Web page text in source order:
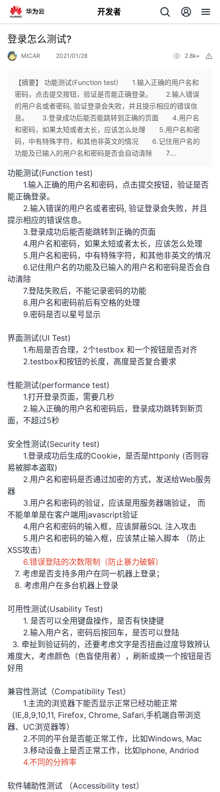
开发者
返
个
人
我
我
的
博
我
的
坛
我
圈
的
播
我
活
的
注
学
我
课
的
我
验
收
藏
Programs
持
我
技
支
的
声
议
登录怎么测试?
MICAR 2021/01/28 2.8k+
【摘要】 功能测试(Function test) 1.输入正确的用户名和
密码，点击提交按钮，验证是否能正确登录。 2.输入错误
的用户名或者密码, 验证登录会失败，并且提示相应的错误信
息。 3.登录成功后能否能跳转到正确的页面 4.用户名
和密码，如果太短或者太长，应该怎么处理 5.用户名和密
码，中有特殊字符，和其他非英文的情况 6.记住用户名的
功能及已输入的用户名和密码是否会自动清除 7....
功能测试(Function test)
1.输入正确的用户名和密码，点击提交按钮，验证是否
能正确登录。
2.输入错误的用户名或者密码, 验证登录会失败，并且
提示相应的错误信息。
3.登录成功后能否能跳转到正确的页面
4.用户名和密码，如果太短或者太长，应该怎么处理
5.用户名和密码，中有特殊字符，和其他非英文的情况
6.记住用户名的功能及已输入的用户名和密码是否会自
动清除
7.登陆失败后，不能记录密码的功能
8.用户名和密码前后有空格的处理
9.密码是否以星号显示
界面测试(UI Test)
1.布局是否合理，2个testbox 和一个按钮是否对齐
2.testbox和按钮的长度，高度是否复合要求
性能测试(performance test)
1.打开登录页面，需要几秒
2.输入正确的用户名和密码后，登录成功跳转到新页
面，不超过5秒
安全性测试(Security test)
1.登录成功后生成的Cookie，是否是httponly (否则容
易被脚本盗取)
2.用户名和密码是否通过加密的方式，发送给Web服务
器
3.用户名和密码的验证，应该是用服务器端验证， 而
不能单单是在客户端用javascript验证
4.用户名和密码的输入框，应该屏蔽SQL 注入攻击
5.用户名和密码的输入框，应该禁止输入脚本 （防止
XSS攻击）
6.错误登陆的次数限制（防止暴力破解）
7. 考虑是否支持多用户在同一机器上登录；
8. 考虑用户在多台机器上登录
可用性测试(Usability Test)
1. 是否可以全用键盘操作，是否有快捷键
2.输入用户名，密码后按回车，是否可以登陆
3. 牵扯到验证码的，还要考虑文字是否扭曲过度导致辨认
难度大，考虑颜色（色盲使用者），刷新或换一个按钮是否
好用
兼容性测试（Compatibility Test）
1.主流的浏览器下能否显示正常已经功能正常
（IE,8,9,10,11, Firefox, Chrome, Safari,手机端自带浏览
器、UC浏览器等）
2.不同的平台是否能正常工作，比如Windows, Mac
3.移动设备上是否正常工作，比如Iphone, Andriod
4.不同的分辨率
软件辅助性测试 （Accessibility test）